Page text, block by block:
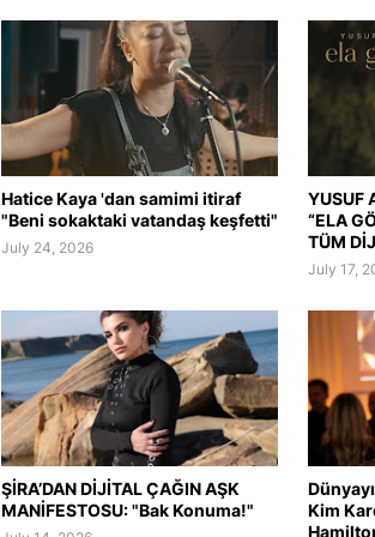
Hatice Kaya 'dan samimi itiraf
"Beni sokaktaki vatandaş keşfetti"
July 24, 2026
YUSUF
“ELA
TÜM
July 17,
ŞİRA’DAN DİJİTAL ÇAĞIN AŞK
MANİFESTOSU: "Bak Konuma!"
Kim